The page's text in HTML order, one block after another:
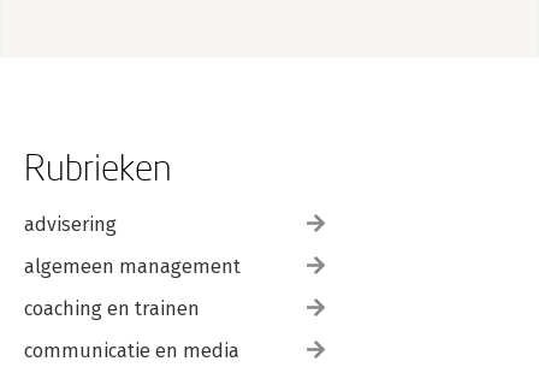
Rubrieken
advisering
algemeen management
coaching en trainen
communicatie en media